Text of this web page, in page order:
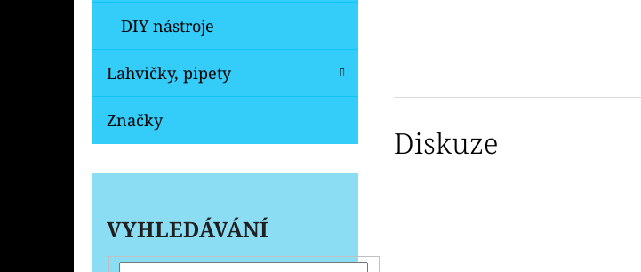
DIY nástroje
Lahvičky, pipety
Značky
VYHLEDÁVÁNÍ
Diskuze